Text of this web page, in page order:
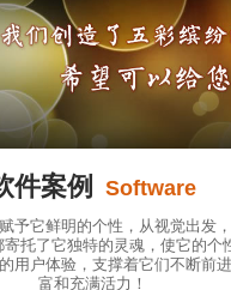
件案例 Software
予它鲜明的个性，从视觉出发
托了它独特的灵魂，使它的个
用户体验，支撑着它们不断前
富和充满活力！